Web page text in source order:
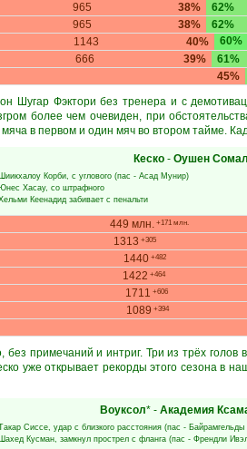
38%
965 62%
38%
965 62%
40%
1143 60%
39%
666 61%
45%
Шугар Фэктори без тренера и с
более чем очевиден, при
в первом и один мяч во втором тайме.
Кеско- Оушен
Шиикхалоу Корби, с углового (пас - Асад Мунир)
Юнес Хасау, со штрафного
Кеенадид забивает с пенальти
449 млн. +171 млн.
1313 +305
1440+482
1422 +464
1711 +606
1089 +394
примечаний и интриг. Три из трёх
уже открывает рекорды этого сезона в
Воуксол* - Академия
Сиссе, удар с близкого расстояния (пас - Байрамгельды
Шахед Кусман, замкнул прострел с фланга (пас - Френдли